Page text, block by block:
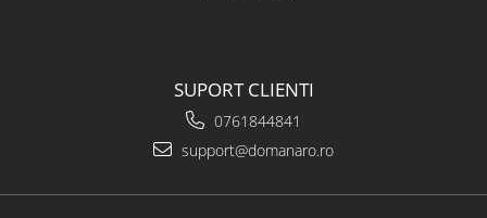
SUPORT CLIENTI
0761844841
support@domanaro.ro